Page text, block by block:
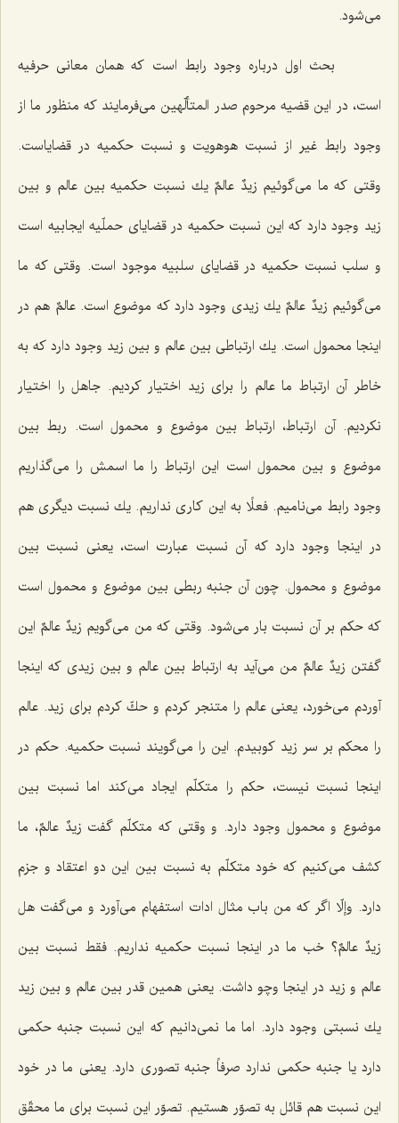
مى‌شود.
بحث اول درباره وجود رابط است كه همان معانى حرفیه
است، در این قضیه مرحوم صدر المتألّهین مى‌فرمایند كه منظور ما از
وجود رابط غیر از نسبت هوهویت و نسبت حكمیه در قضایاست.
وقتى كه ما مى‌گوئیم زیدٌ عالمٌ یك نسبت حكمیه بین عالم و بین
زید وجود دارد كه این نسبت حكمیه در قضایاى حملّیه ایجابیه است
و سلب نسبت حكمیه در قضایاى سلبیه موجود است. وقتى كه ما
مى‌گوئیم زیدٌ عالمٌ یك زیدى وجود دارد كه موضوع است. عالمٌ هم در
اینجا محمول است. یك ارتباطى بین عالم و بین زید وجود دارد كه به
خاطر آن ارتباط ما عالم را براى زید اختیار كردیم. جاهل را اختیار
نكردیم. آن ارتباط، ارتباط بین موضوع و محمول است. ربط بین
موضوع و بین محمول است این ارتباط را ما اسمش را مى‌گذاریم
وجود رابط مى‌نامیم. فعلًا به این كارى نداریم. یك نسبت دیگرى هم
در اینجا وجود دارد كه آن نسبت عبارت است، یعنى نسبت بین
موضوع و محمول. چون آن جنبه ربطى بین موضوع و محمول است
كه حكم بر آن نسبت بار مى‌شود. وقتى كه من مى‌گویم زیدٌ عالمٌ این
گفتن زیدٌ عالمٌ من مى‌آید به ارتباط بین عالم و بین زیدى كه اینجا
آوردم مى‌خورد، یعنى عالم را متنجر كردم و حكّ كردم براى زید. عالم
را محكم بر سر زید كوبیدم. این را مى‌گویند نسبت حكمیه. حكم در
اینجا نسبت نیست، حكم را متكلّم ایجاد مى‌كند اما نسبت بین
موضوع و محمول وجود دارد. و وقتى كه متكلّم گفت زیدٌ عالمٌ، ما
كشف مى‌كنیم كه خود متكلّم به نسبت بین این دو اعتقاد و جزم
دارد. وإلّا اگر كه من باب مثال ادات استفهام مى‌آورد و مى‌گفت هل
زیدٌ عالمٌ؟ خب ما در اینجا نسبت حكمیه نداریم. فقط نسبت بین
عالم و زید در اینجا وچو داشت. یعنى همین قدر بین عالم و بین زید
یك نسبتى وجود دارد. اما ما نمى‌دانیم كه این نسبت جنبه حكمى
دارد یا جنبه حكمى ندارد صرفاً جنبه تصورى دارد. یعنى ما در خود
این نسبت هم قائل به تصوّر هستیم. تصوّر این نسبت براى ما محقّق